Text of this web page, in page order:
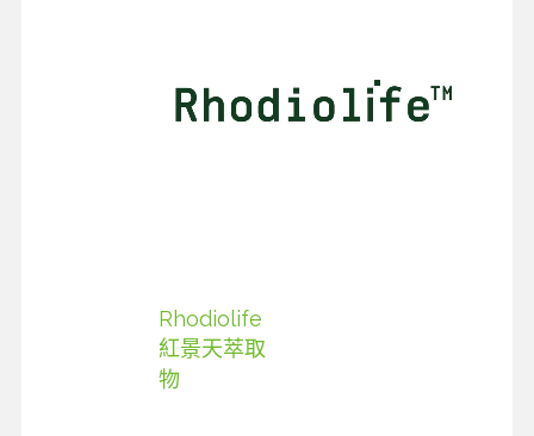
Rhodiolife
紅景天萃取
物